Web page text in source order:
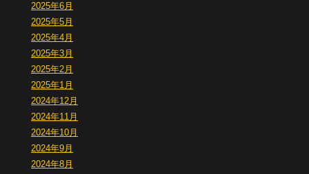
2025年6月
2025年5月
2025年4月
2025年3月
2025年2月
2025年1月
2024年12月
2024年11月
2024年10月
2024年9月
2024年8月